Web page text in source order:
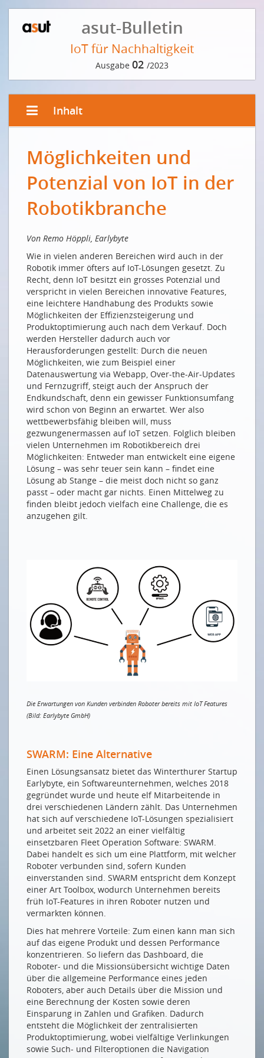
asut-Bulletin
IoT für Nachhaltigkeit
Ausgabe 02 /2023
Inhalt
IoT als Gamechanger
EDITORIAL VON ANDRÉ KRAUSE
Comment une technologie intelligente permet
BUNDESHAUS
ChatGPT hat mir sehr geholfen
ChatGPT m’a beaucoup aidé
IOT ALS HEBEL FÜR MEHR NACHHALTIGKEIT
Tech-Industrie durch Digitalisierung ökologischer
gestalten
Nachhaltigere und kreislauffähige Supply Chains
Ein grosses Potenzial für soziale Nachhaltigkeit
DIE TECHNIK DAHINTER
IoT und Edge-Computing mit Open Source
Internet of Things: Wie zündet man die nächste
Stufe?
BEISPIELHAFTE IOT-LÖSUNGEN
Arbeiten im Metaverse – Augmented Reality im
Holzbau
Klimastrategie zur messbaren Reduktion?
Möglichkeiten und Potenzial von IoT in der
Robotikbranche
NEUE MITGLIEDER
Circet (Schweiz) AG
Impressum
Möglichkeiten und
Potenzial von IoT in der
Robotikbranche
Von Remo Höppli, Earlybyte
Wie in vielen anderen Bereichen wird auch in der
Robotik immer öfters auf IoT-Lösungen gesetzt. Zu
Recht, denn IoT besitzt ein grosses Potenzial und
verspricht in vielen Bereichen innovative Features,
eine leichtere Handhabung des Produkts sowie
Möglichkeiten der Effizienzsteigerung und
Produktoptimierung auch nach dem Verkauf. Doch
werden Hersteller dadurch auch vor
Herausforderungen gestellt: Durch die neuen
Möglichkeiten, wie zum Beispiel einer
Datenauswertung via Webapp, Over-the-Air-Updates
und Fernzugriff, steigt auch der Anspruch der
Endkundschaft, denn ein gewisser Funktionsumfang
wird schon von Beginn an erwartet. Wer also
wettbewerbsfähig bleiben will, muss
gezwungenermassen auf IoT setzen. Folglich bleiben
vielen Unternehmen im Robotikbereich drei
Möglichkeiten: Entweder man entwickelt eine eigene
Lösung – was sehr teuer sein kann – findet eine
Lösung ab Stange – die meist doch nicht so ganz
passt – oder macht gar nichts. Einen Mittelweg zu
finden bleibt jedoch vielfach eine Challenge, die es
anzugehen gilt.
Die Erwartungen von Kunden verbinden Roboter bereits mit IoT Features
(Bild: Earlybyte GmbH)
SWARM: Eine Alternative
Einen Lösungsansatz bietet das Winterthurer Startup
Earlybyte, ein Softwareunternehmen, welches 2018
gegründet wurde und heute elf Mitarbeitende in
drei verschiedenen Ländern zählt. Das Unternehmen
hat sich auf verschiedene IoT-Lösungen spezialisiert
und arbeitet seit 2022 an einer vielfältig
einsetzbaren Fleet Operation Software: SWARM.
Dabei handelt es sich um eine Plattform, mit welcher
Roboter verbunden sind, sofern Kunden
einverstanden sind. SWARM entspricht dem Konzept
einer Art Toolbox, wodurch Unternehmen bereits
früh IoT-Features in ihren Roboter nutzen und
vermarkten können.
Dies hat mehrere Vorteile: Zum einen kann man sich
auf das eigene Produkt und dessen Performance
konzentrieren. So liefern das Dashboard, die
Roboter- und die Missionsübersicht wichtige Daten
über die allgemeine Performance eines jeden
Roboters, aber auch Details über die Mission und
eine Berechnung der Kosten sowie deren
Einsparung in Zahlen und Grafiken. Dadurch
entsteht die Möglichkeit der zentralisierten
Produktoptimierung, wobei vielfältige Verlinkungen
sowie Such- und Filteroptionen die Navigation